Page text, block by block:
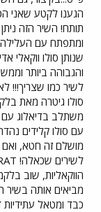
תותח! השיר הזה
ומתפתח עם העלילה
והגבוהה ביותר
לשיר כמו שצריך!!!
סולו גיטרה מאת
משתלב בדיאלוג עם
עם סולו קלידים
מושלם זה חטא, ואם
הווקאליות, שוב
מביאים אותה בשיר
כבד ומטאל עתידיות